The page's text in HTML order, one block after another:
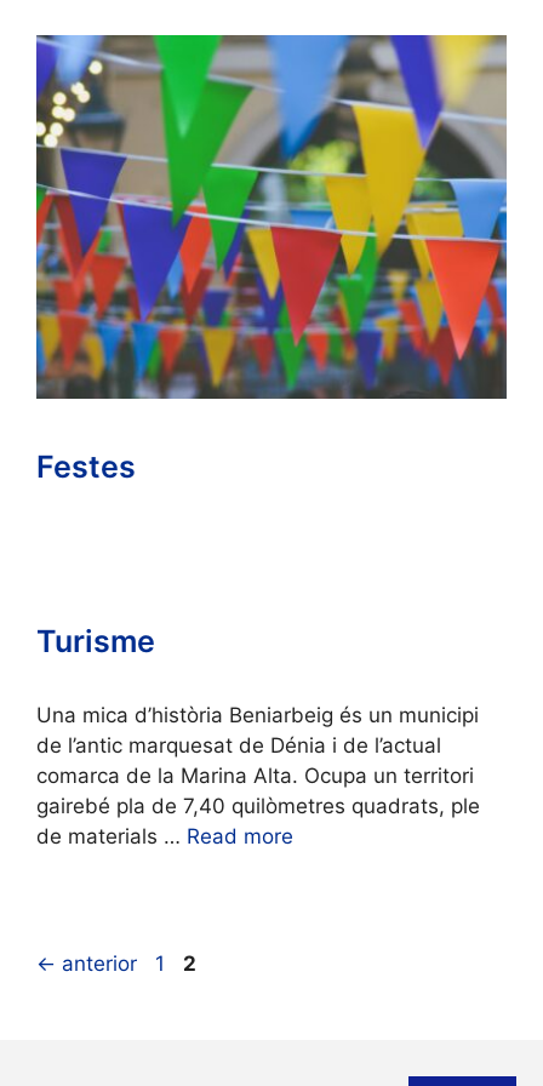
Festes
Turisme
Una mica d’història Beniarbeig és un municipi
de l’antic marquesat de Dénia i de l’actual
comarca de la Marina Alta. Ocupa un territori
gairebé pla de 7,40 quilòmetres quadrats, ple
de materials … Read more
← anterior Pàgina
1 Pàgina
2